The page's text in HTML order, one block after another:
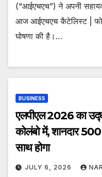
(“आईएचएच”) ने अपनी
आज आईएचएच कैटेलिस्ट |
घोषणा की है।…
BUSINESS
एलपीएल 2026 का
कोलंबो में, शानदार
साथ होगा
JULY 6, 2026